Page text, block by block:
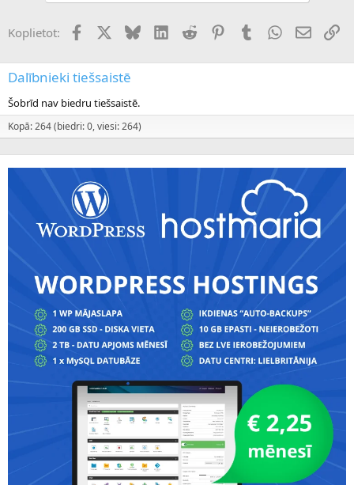
Koplietot: FacebookX (Twitter)
BlueskyLinkedInReddit PinterestTumblrWhatsApp
E-pasts
Dalībnieki tiešsaistē
Šobrīd nav biedru tiešsaistē.
Kopā: 264 (biedri: 0, viesi: 264)